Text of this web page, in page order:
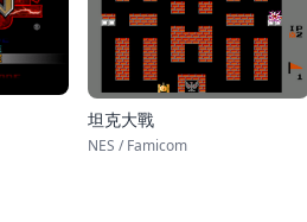
坦克大戰
NES / Famicom